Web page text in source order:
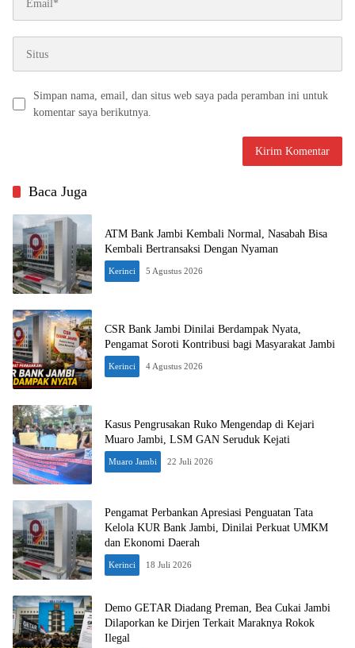
Simpan nama, email, dan situs web saya pada peramban ini untuk
komentar saya berikutnya.
Baca Juga
ATM Bank Jambi Kembali Normal, Nasabah Bisa
Kembali Bertransaksi Dengan Nyaman
Kerinci 5 Agustus 2026
CSR Bank Jambi Dinilai Berdampak Nyata,
Pengamat Soroti Kontribusi bagi Masyarakat Jambi
Kerinci 4 Agustus 2026
Kasus Pengrusakan Ruko Mengendap di Kejari
Muaro Jambi, LSM GAN Seruduk Kejati
Muaro Jambi 22 Juli 2026
Pengamat Perbankan Apresiasi Penguatan Tata
Kelola KUR Bank Jambi, Dinilai Perkuat UMKM
dan Ekonomi Daerah
Kerinci 18 Juli 2026
Demo GETAR Diadang Preman, Bea Cukai Jambi
Dilaporkan ke Dirjen Terkait Maraknya Rokok
Ilegal